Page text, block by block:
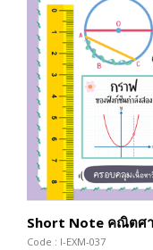
Short Note คณิตศ
Code : I-EXM-037